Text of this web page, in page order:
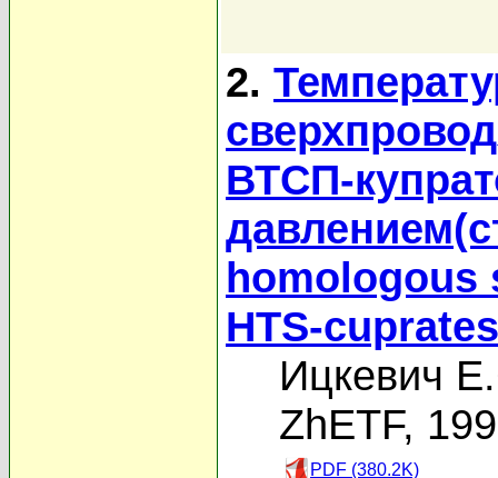
2.
ВТСП-
homologous
HTS-
Ицкевич
ZhETF,
PDF (380.2K)